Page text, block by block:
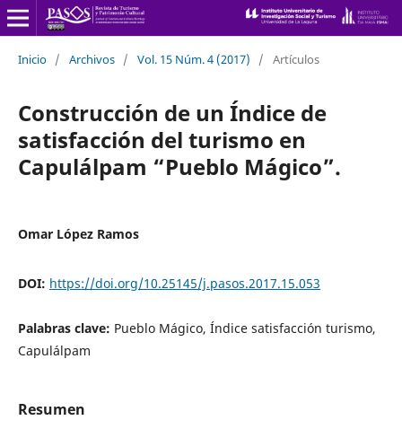
Inicio / Archivos / Vol. 15 Núm. 4 (2017) / Artículos
Construcción de un Índice de
satisfacción del turismo en
Capulálpam “Pueblo Mágico”.
Omar López Ramos
DOI: https://doi.org/10.25145/j.pasos.2017.15.053
Palabras clave: Pueblo Mágico, Índice satisfacción turismo,
Capulálpam
Resumen